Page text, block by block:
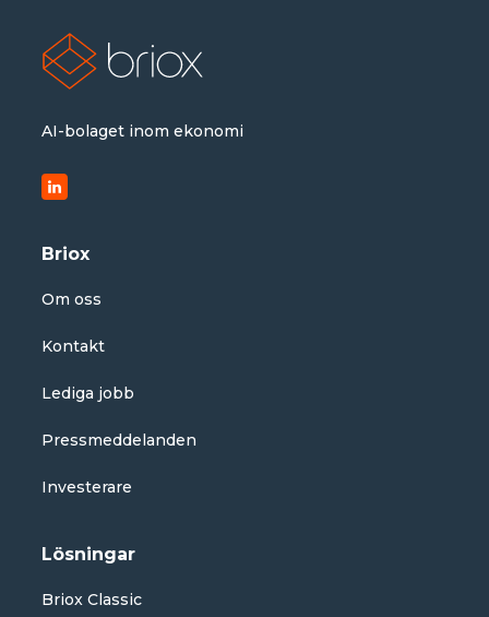
AI-bolaget inom ekonomi
Briox
Om oss
Kontakt
Lediga jobb
Pressmeddelanden
Investerare
Lösningar
Briox Classic